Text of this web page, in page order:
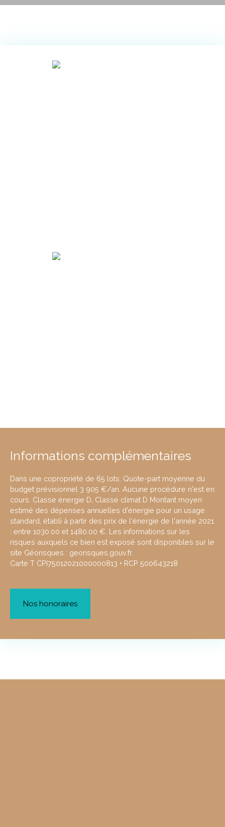
Informations complémentaires
Dans une copropriété de 65 lots. Quote-part moyenne du
budget prévisionnel 3 905 €/an. Aucune procédure n'est en
cours. Classe énergie D, Classe climat D Montant moyen
estimé des dépenses annuelles d'énergie pour un usage
standard, établi à partir des prix de l'énergie de l'année 2021
: entre 1030.00 et 1480.00 €. Les informations sur les
risques auxquels ce bien est exposé sont disponibles sur le
site Géorisques : georisques.gouv.fr.
Carte T CPI75012021000000813 • RCP 500643218
Nos honoraires